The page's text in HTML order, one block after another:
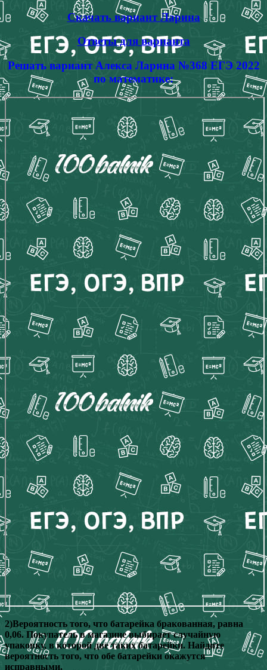
Скачать вариант Ларина
Ответы для варианта
Решать вариант Алекса Ларина №368 ЕГЭ 2022
по математике:
2)Вероятность того, что батарейка бракованная, равна
0,06. Покупатель в магазине выбирает случайную
упаковку, в которой две таких батарейки. Найдите
вероятность того, что обе батарейки окажутся
исправными.